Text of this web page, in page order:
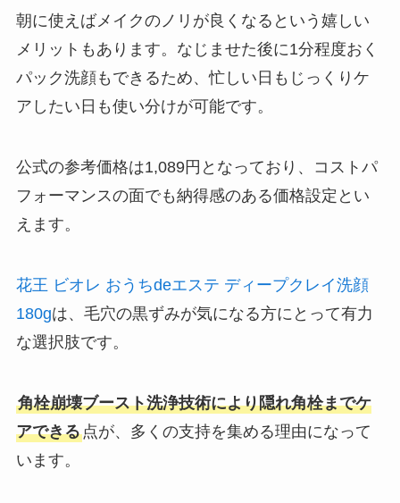
朝に使えばメイクのノリが良くなるという嬉しい
メリットもあります。なじませた後に1分程度おく
パック洗顔もできるため、忙しい日もじっくりケ
アしたい日も使い分けが可能です。
公式の参考価格は1,089円となっており、コストパ
フォーマンスの面でも納得感のある価格設定とい
えます。
花王 ビオレ おうちdeエステ ディープクレイ洗顔
180gは、毛穴の黒ずみが気になる方にとって有力
な選択肢です。
角栓崩壊ブースト洗浄技術により隠れ角栓までケ
アできる点が、多くの支持を集める理由になって
います。